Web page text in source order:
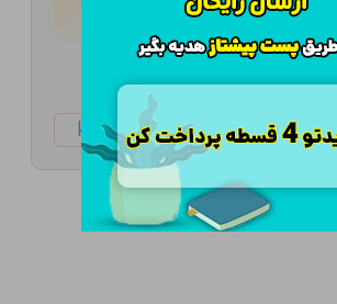
ketabtala.com/sbp-41480